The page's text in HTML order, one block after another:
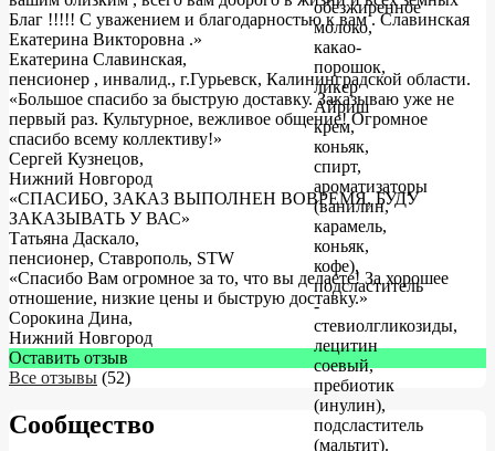
Благ !!!!! С уважением и благодарностью к вам . Славинская
Екатерина Викторовна .»
Екатерина Славинская,
пенсионер , инвалид., г.Гурьевск, Калининградской области.
«Большое спасибо за быструю доставку. Заказываю уже не
первый раз. Культурное, вежливое общение! Огромное
спасибо всему коллективу!»
Сергей Кузнецов,
Нижний Новгород
«СПАСИБО, ЗАКАЗ ВЫПОЛНЕН ВОВРЕМЯ, БУДУ
ЗАКАЗЫВАТЬ У ВАС»
Татьяна Даскало,
пенсионер, Ставрополь, STW
«Спасибо Вам огромное за то, что вы делаете! За хорошее
отношение, низкие цены и быструю доставку.»
Сорокина Дина,
Нижний Новгород
Оставить отзыв
Все отзывы (52)
Сообщество
обезжиренное
молоко,
какао-
порошок,
ликер
Айриш
крем,
коньяк,
спирт,
ароматизаторы
(ванилин,
карамель,
коньяк,
кофе),
подсластитель
-
стевиолгликозиды,
лецитин
соевый,
пребиотик
(инулин),
подсластитель
(мальтит).